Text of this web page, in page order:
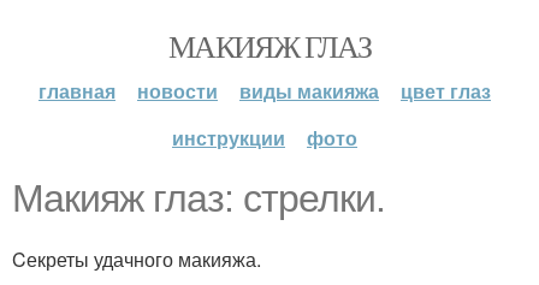
МАКИЯЖ ГЛАЗ
главная новости виды макияжа
цвет глаз
инструкции
фото
Макияж глаз: стрелки.
Cекреты удачного макияжа.